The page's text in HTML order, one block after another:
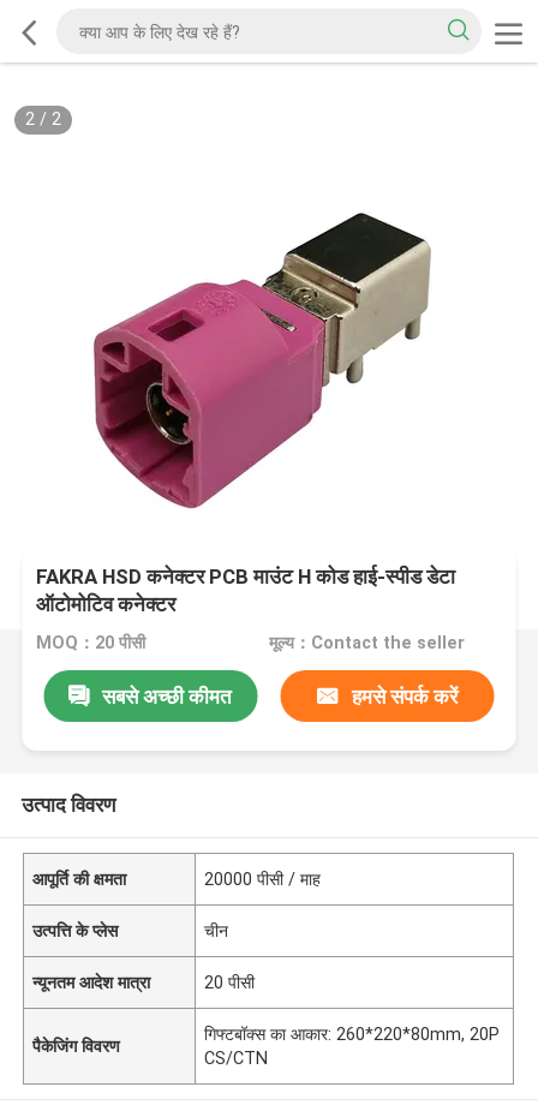
2/ 2
FAKRA HSD कनेक्टर PCB माउंट H कोड हाई-स्पीड डेटा
ऑटोमोटिव कनेक्टर
MOQ：20 पीसी मूल्य：Contact the seller
सबसे अच्छी कीमत हमसे संपर्क करें
उत्पाद विवरण
आपूर्ति की क्षमता 20000 पीसी / माह
उत्पत्ति के प्लेस चीन
न्यूनतम आदेश मात्रा 20 पीसी
पैकेजिंग विवरण
गिफ्टबॉक्स का आकार: 260*220*80mm, 20P
CS/CTN